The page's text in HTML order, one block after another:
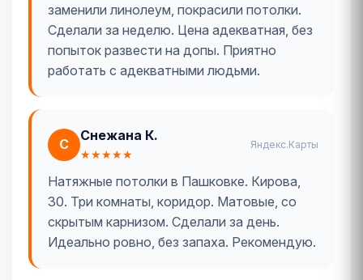
заменили линолеум, покрасили потолки.
Сделали за неделю. Цена адекватная, без
попыток развести на допы. Приятно
работать с адекватными людьми.
С
Снежана К.
★★★★★
Яндекс.Карты
Натяжные потолки в Пашковке. Кирова,
30. Три комнаты, коридор. Матовые, со
скрытым карнизом. Сделали за день.
Идеально ровно, без запаха. Рекомендую.